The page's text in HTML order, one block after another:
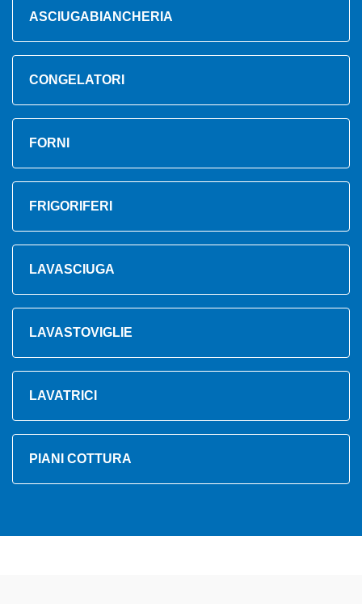
ASCIUGABIANCHERIA
CONGELATORI
FORNI
FRIGORIFERI
LAVASCIUGA
LAVASTOVIGLIE
LAVATRICI
PIANI COTTURA